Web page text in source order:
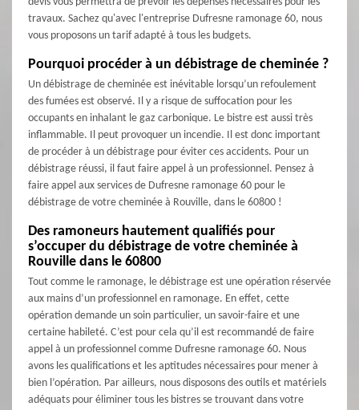
travaux. Sachez qu'avec l'entreprise Dufresne ramonage 60, nous
vous proposons un tarif adapté à tous les budgets.
Pourquoi procéder à un débistrage de cheminée ?
Un débistrage de cheminée est inévitable lorsqu’un refoulement
des fumées est observé. Il y a risque de suffocation pour les
occupants en inhalant le gaz carbonique. Le bistre est aussi très
inflammable. Il peut provoquer un incendie. Il est donc important
de procéder à un débistrage pour éviter ces accidents. Pour un
débistrage réussi, il faut faire appel à un professionnel. Pensez à
faire appel aux services de Dufresne ramonage 60 pour le
débistrage de votre cheminée à Rouville, dans le 60800 !
Des ramoneurs hautement qualifiés pour
s’occuper du débistrage de votre cheminée à
Rouville dans le 60800
Tout comme le ramonage, le débistrage est une opération réservée
aux mains d’un professionnel en ramonage. En effet, cette
opération demande un soin particulier, un savoir-faire et une
certaine habileté. C’est pour cela qu’il est recommandé de faire
appel à un professionnel comme Dufresne ramonage 60. Nous
avons les qualifications et les aptitudes nécessaires pour mener à
bien l’opération. Par ailleurs, nous disposons des outils et matériels
adéquats pour éliminer tous les bistres se trouvant dans votre